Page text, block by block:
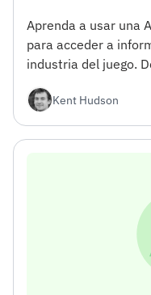
Aprenda a usar una
para acceder a
industria del juego.
Kent Hudson